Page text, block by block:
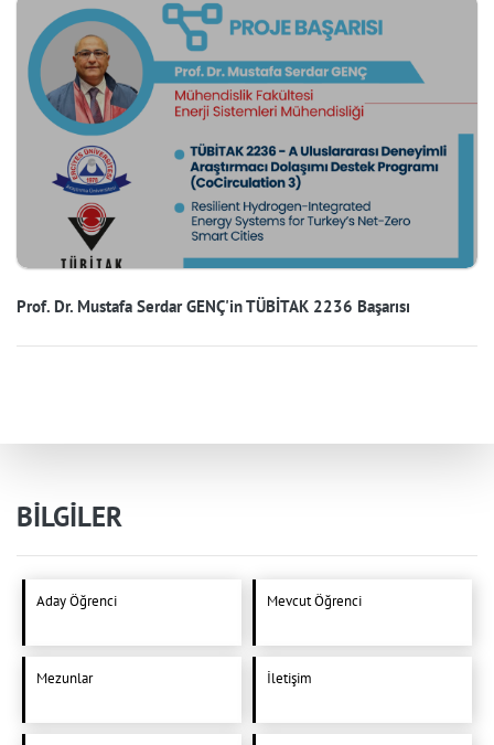
Prof. Dr. Mustafa Serdar GENÇ'in TÜBİTAK 2236 Başarısı
BİLGİLER
Aday Öğrenci Mevcut Öğrenci
Mezunlar İletişim